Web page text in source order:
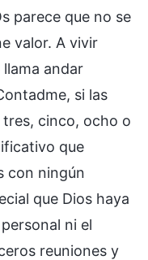
parece que no se
valor. A vivir
andar
si las
cinco, ocho o
que
con ningún
que Dios haya
ni el
reuniones y